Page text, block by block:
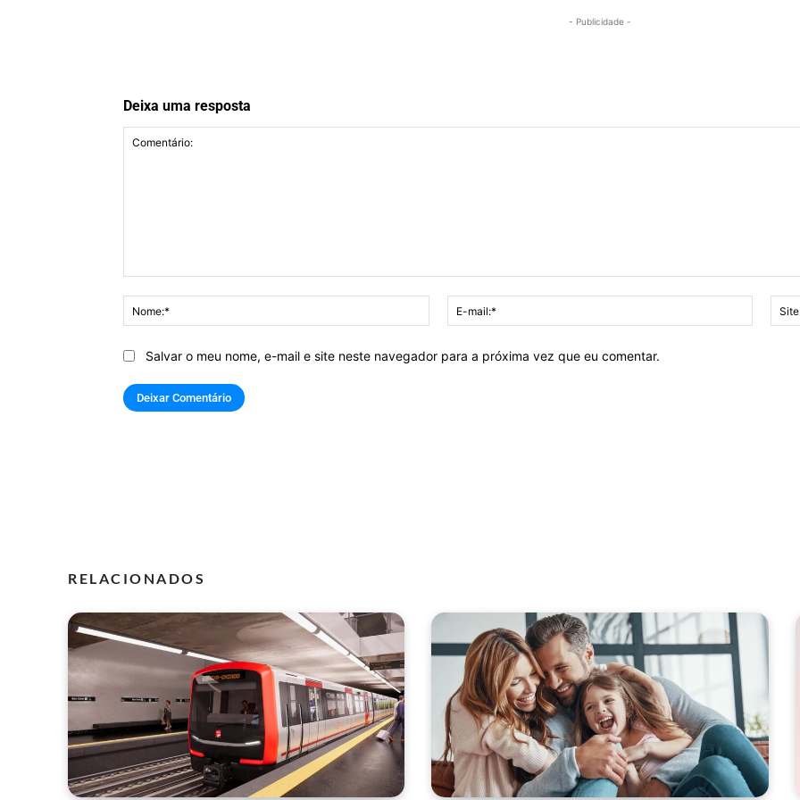
- Publicidade -
Deixa uma resposta
Nome:*
mail:*
Salvar o meu nome, e-mail e site neste navegador para a próxima vez que eu comentar.
RELACIONADOS